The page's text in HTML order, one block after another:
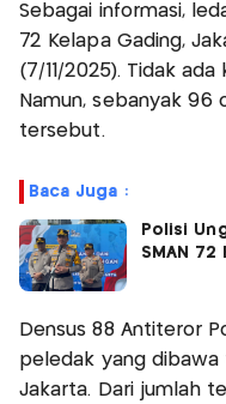
Sebagai informasi,
72 Kelapa Gading,
(7/11/2025). Tidak
Namun, sebanyak 96
tersebut.
Baca Juga :
Polisi
SMAN 72
Densus 88 Antiteror
peledak yang dibawa
Jakarta. Dari jumlah